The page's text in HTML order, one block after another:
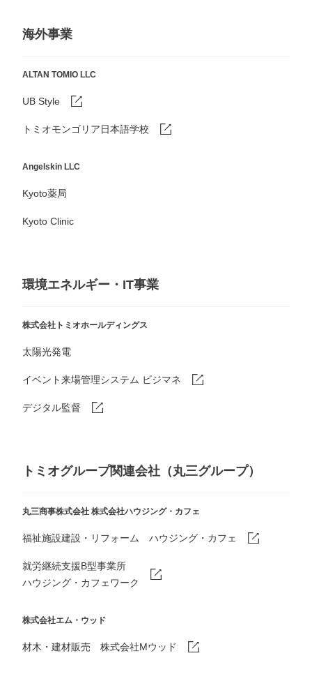
海外事業
ALTAN TOMIO LLC
UB Style
トミオモンゴリア日本語学校
Angelskin LLC
Kyoto薬局
Kyoto Clinic
環境エネルギー・IT事業
株式会社トミオホールディングス
太陽光発電
イベント来場管理システム ビジマネ
デジタル監督
トミオグループ関連会社（丸三グループ）
丸三商事株式会社 株式会社ハウジング・カフェ
福祉施設建設・リフォーム ハウジング・カフェ
就労継続支援B型事業所
ハウジング・カフェワーク
株式会社エム・ウッド
材木・建材販売 株式会社Mウッド